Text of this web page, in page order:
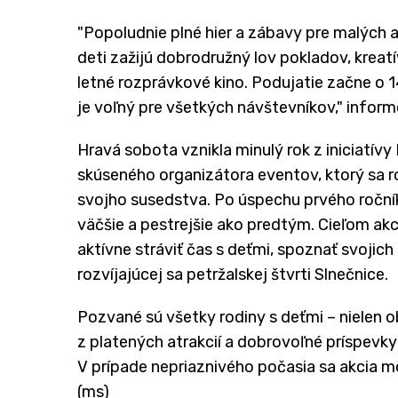
"Popoludnie plné hier a zábavy pre
deti zažijú dobrodružný lov pokladov,
letné rozprávkové kino. Podujatie začne o
je voľný pre všetkých návštevníkov,"
Hravá sobota vznikla minulý rok z
skúseného organizátora eventov, ktorý sa
svojho susedstva. Po úspechu prvého
väčšie a pestrejšie ako predtým. Cieľom
aktívne stráviť čas s deťmi, spoznať
rozvíjajúcej sa petržalskej štvrti Slnečnice.
Pozvané sú všetky rodiny s deťmi – nielen
z platených atrakcií a dobrovoľné
V prípade nepriaznivého počasia sa akcia
(ms)